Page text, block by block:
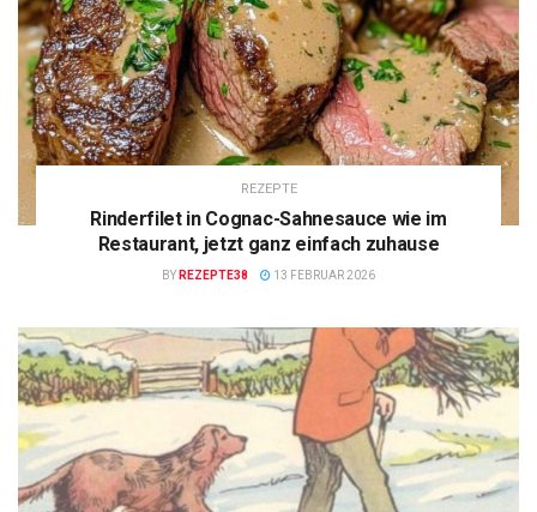
REZEPTE
Rinderfilet in Cognac-Sahnesauce wie im
Restaurant, jetzt ganz einfach zuhause
BY REZEPTE38 13 FEBRUAR 2026